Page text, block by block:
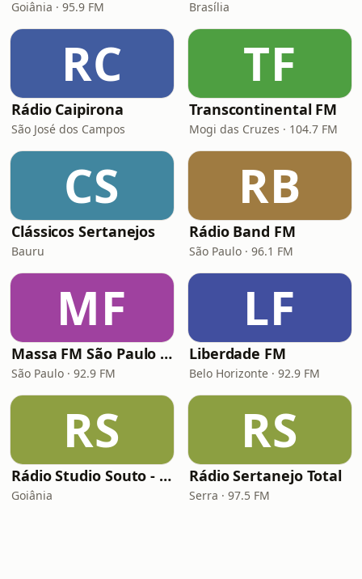
Goiânia · 95.9 FM Brasília
RC
Rádio Caipirona
São José dos Campos
TF
Transcontinental FM
Mogi das Cruzes · 104.7 FM
CS
Clássicos Sertanejos
Bauru
RB
Rádio Band FM
São Paulo · 96.1 FM
MF
Massa FM São Paulo 92.9
São Paulo · 92.9 FM
LF
Liberdade FM
Belo Horizonte · 92.9 FM
RS
Rádio Studio Souto - Sertaneja
Goiânia
RS
Rádio Sertanejo Total
Serra · 97.5 FM